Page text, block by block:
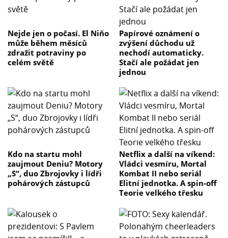
Nejde jen o počasí. El Niňo
může během měsíců
zdražit potraviny po
celém světě
Papírové oznámení o
zvýšení důchodu už
nechodí automaticky.
Stačí ale požádat jen
jednou
Kdo na startu mohl
zaujmout Deniu? Motory
„S“, duo Zbrojovky i lídři
pohárových zástupců
Netflix a další na víkend:
Vládci vesmíru, Mortal
Kombat II nebo seriál
Elitní jednotka. A spin-off
Teorie velkého třesku